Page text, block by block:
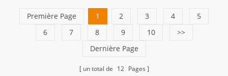
Première Page 1 2 3 4
5
6
7 8 9 10
>>
Dernière Page
un total de 12 Pages